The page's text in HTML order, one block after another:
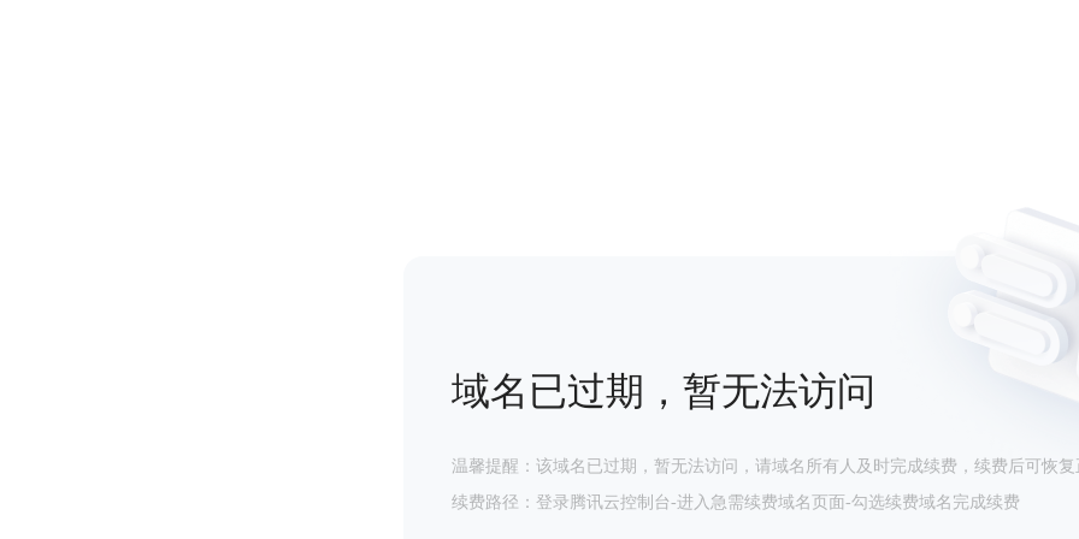
域名已过期，暂无法访问
温馨提醒：该域名已过期，暂无法访问，请域名所有人及时完成续费，续费后可恢复
续费路径：登录腾讯云控制台-进入急需续费域名页面-勾选续费域名完成续费